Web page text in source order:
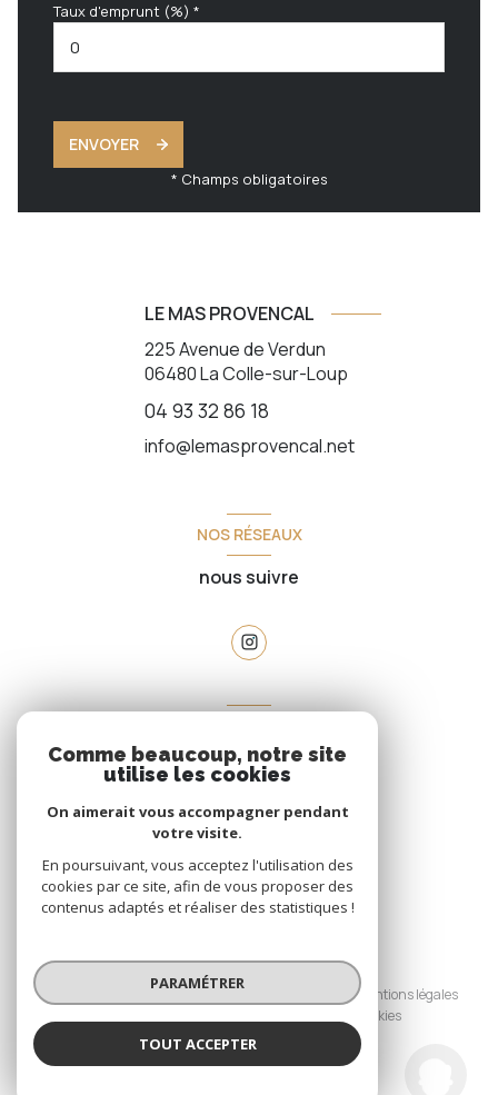
Taux d'emprunt (%) *
ENVOYER
* Champs obligatoires
Le Mas Provencal
LE MAS PROVENCAL
225 Avenue de Verdun
06480La Colle-sur-Loup
04 93 32 86 18
info@lemasprovencal.net
NOS RÉSEAUX
nous suivre
espace propriétaire
SE CONNECTER
© 2026 | Tous droits réservés
Nos honoraires
Nos partenaires
Mentions légales
Cookies
Comme beaucoup, notre site
utilise les cookies
On aimerait vous accompagner pendant
votre visite.
En poursuivant, vous acceptez l'utilisation des
cookies par ce site, afin de vous proposer des
contenus adaptés et réaliser des statistiques !
PARAMÉTRER
TOUT ACCEPTER